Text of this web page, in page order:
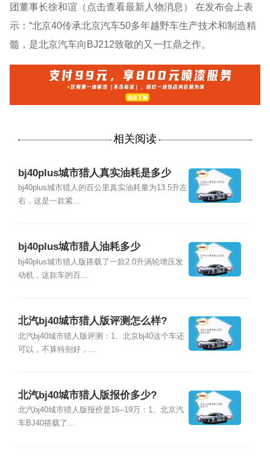
团董事长徐和谊（点击查看最新人物消息） 在发布会上表
示：“北京40传承北京汽车50多年越野车生产技术和制造精
髓，是北京汽车向BJ212致敬的又一扛鼎之作。
相关阅读
bj40plus城市猎人真实油耗是多少
bj40plus城市猎人的百公里真实油耗量为13.5升左
右，这是一款紧...
bj40plus城市猎人油耗多少
bj40plus城市猎人版搭载了一款2.0升涡轮增压发
动机，这款车的百...
北汽bj40城市猎人版评测怎么样?
北汽bj40城市猎人版评测：1、北京bj40这个车还
可以，不算特别好，...
北汽bj40城市猎人版报价多少?
北汽bj40城市猎人版报价是16--19万：1、北京汽
车BJ40搭载了...